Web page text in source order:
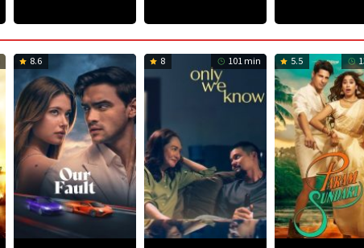
8.6 8 101 min 5.5